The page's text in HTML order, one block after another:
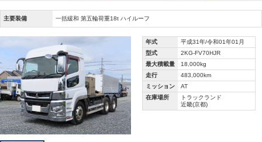
主要装備 一括緩和 第五輪荷重18t ハイルーフ
年式
平成31年/令和01年01月
型式
2KG-FV70HJR
最大積載量
18,000kg
走行
483,000km
ミッション
AT
在庫場所
トラックランド
近畿(京都)